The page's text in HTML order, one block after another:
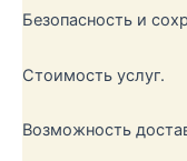
Безопасность и
Стоимость услуг.
Возможность